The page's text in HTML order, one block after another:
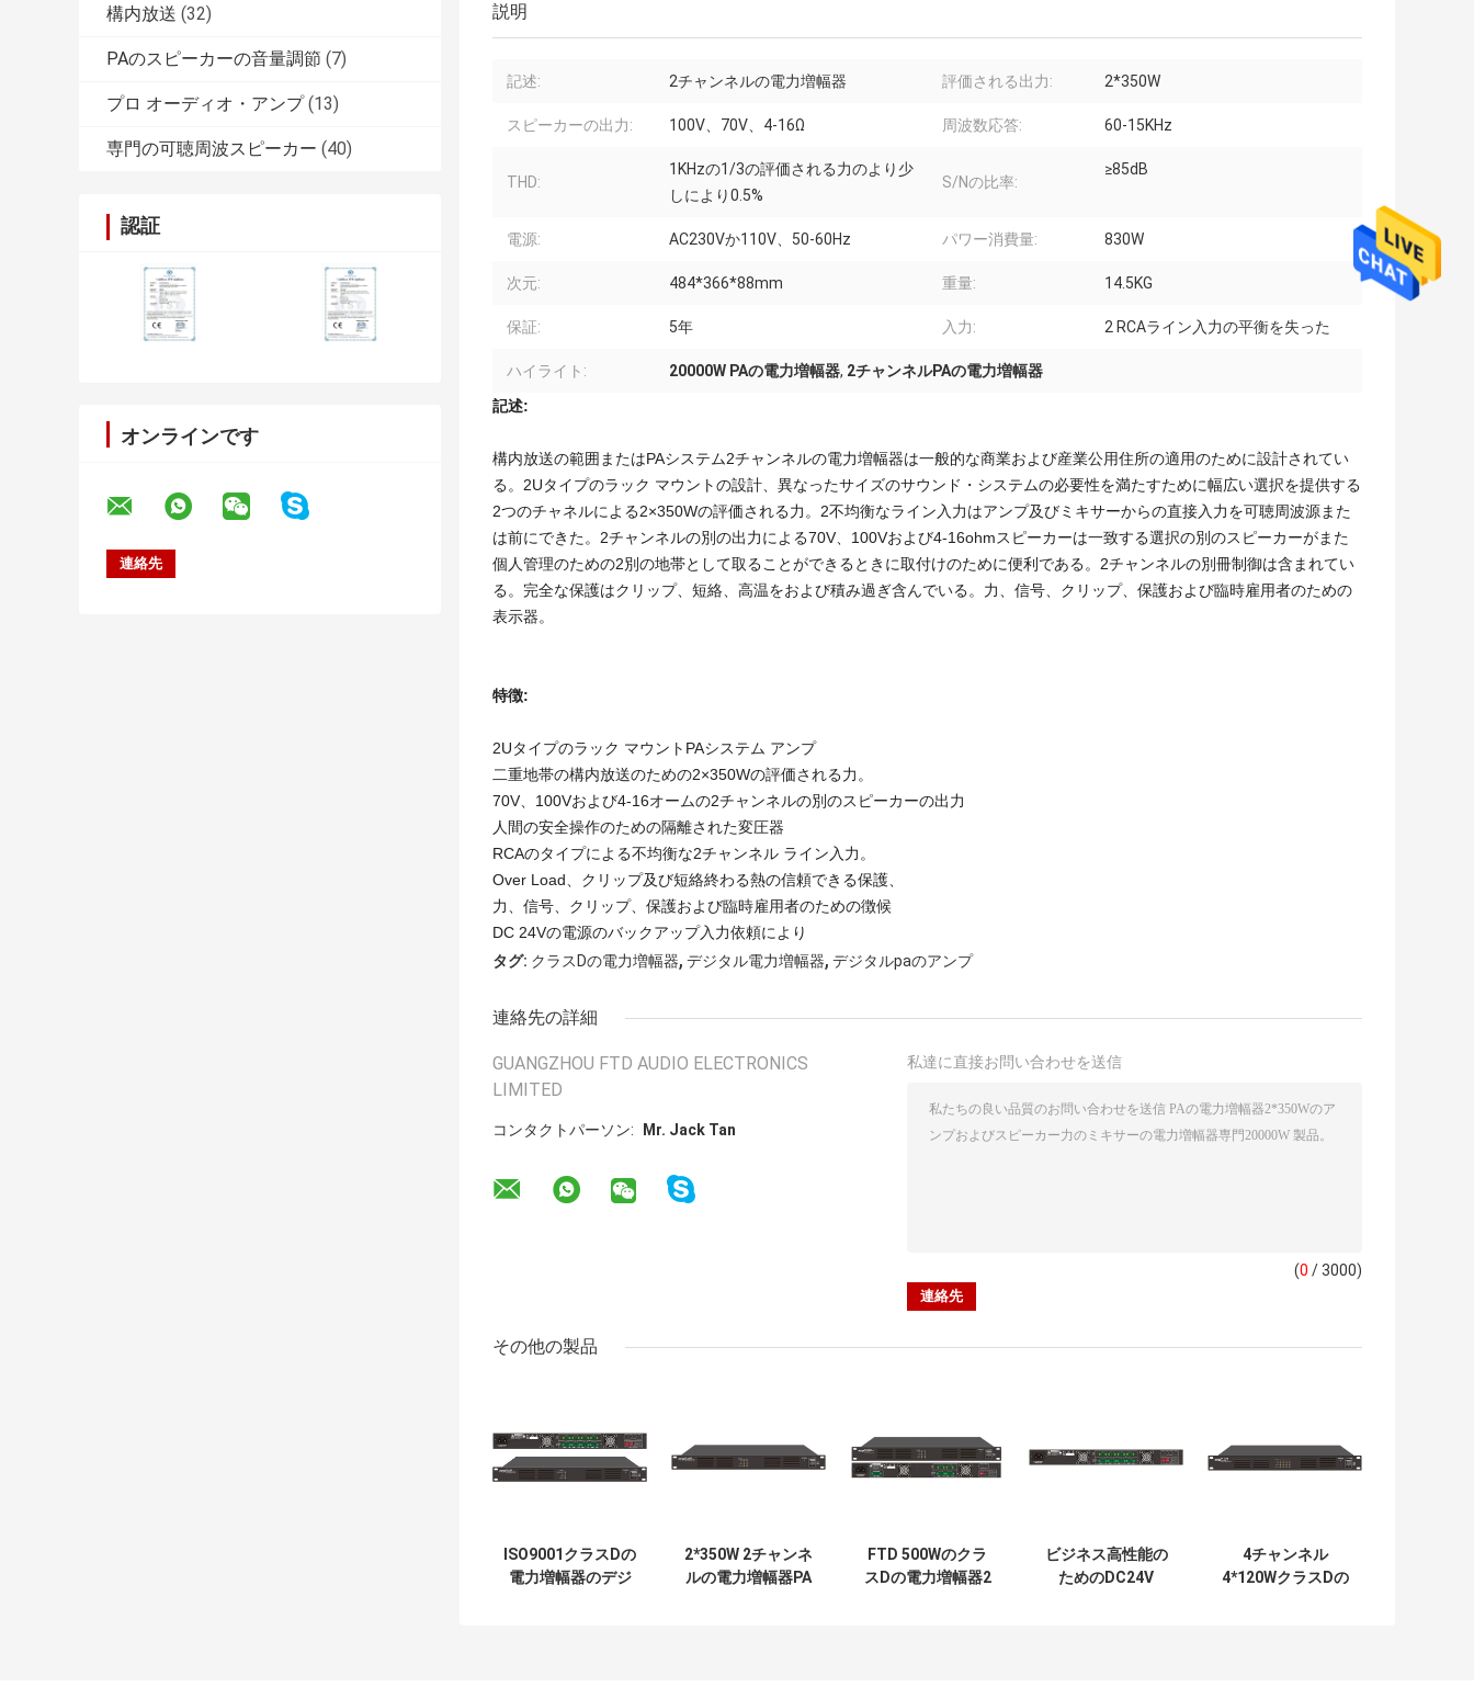
構内放送 (32)
PAのスピーカーの音量調節 (7)
プロ オーディオ・アンプ (13)
専門の可聴周波スピーカー (40)
認証
オンラインです
説明
記述: 2チャンネルの電力増幅器 評価される出力: 2*350W
スピーカーの出力: 100V、70V、4-16Ω 周波数応答: 60-15KHz
THD:
1KHzの1/3の評価される力のより少
しにより0.5%
S/Nの比率:
≥85dB
電源: AC230Vか110V、50-60Hz パワー消費量: 830W
次元: 484*366*88mm 重量: 14.5KG
保証: 5年 入力: 2 RCAライン入力の平衡を失った
ハイライト: 20000W PAの電力増幅器, 2チャンネルPAの電力増幅器
記述:
構内放送の範囲またはPAシステム2チャンネルの電力増幅器は一般的な商業および産業公用住所の適用のために設計されてい
る。2Uタイプのラック マウントの設計、異なったサイズのサウンド・システムの必要性を満たすために幅広い選択を提供する
2つのチャネルによる2×350Wの評価される力。2不均衡なライン入力はアンプ及びミキサーからの直接入力を可聴周波源また
は前にできた。2チャンネルの別の出力による70V、100Vおよび4-16ohmスピーカーは一致する選択の別のスピーカーがまた
個人管理のための2別の地帯として取ることができるときに取付けのために便利である。2チャンネルの別冊制御は含まれてい
る。完全な保護はクリップ、短絡、高温をおよび積み過ぎ含んでいる。力、信号、クリップ、保護および臨時雇用者のための
表示器。
特徴:
2Uタイプのラック マウントPAシステム アンプ
二重地帯の構内放送のための2×350Wの評価される力。
70V、100Vおよび4-16オームの2チャンネルの別のスピーカーの出力
人間の安全操作のための隔離された変圧器
RCAのタイプによる不均衡な2チャンネル ライン入力。
Over Load、クリップ及び短絡終わる熱の信頼できる保護、
力、信号、クリップ、保護および臨時雇用者のための徴候
DC 24Vの電源のバックアップ入力依頼により
タグ: クラスDの電力増幅器, デジタル電力増幅器, デジタルpaのアンプ
連絡先の詳細
GUANGZHOU FTD AUDIO ELECTRONICS
LIMITED
コンタクトパーソン: Mr. Jack Tan
私達に直接お問い合わせを送信
(0 / 3000)
その他の製品
ISO9001クラスDの
電力増幅器のデジ
2*350W 2チャンネ
ルの電力増幅器PA
FTD 500Wのクラ
スDの電力増幅器2
ビジネス高性能の
ためのDC24V
4チャンネル
4*120WクラスDの